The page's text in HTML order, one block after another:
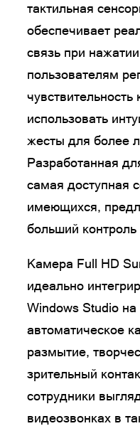
тактильная
обеспечивает
связь при
пользователям
использовать
жесты для более
Разработанная
самая доступная
имеющихся,
больший
Камера Full HD
идеально
Windows Studio
автоматическое
размытие,
зрительный
сотрудники
видеозвонках в